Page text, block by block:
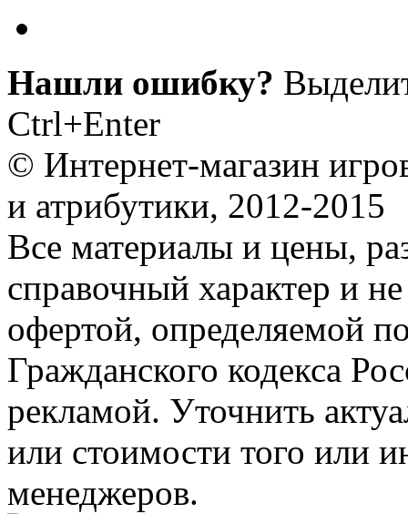
Нашли ошибку?
Ctrl+Enter
© Интернет-магазин
и атрибутики, 2012-2015
Все материалы и цены,
справочный характер и
офертой, определяемой
Гражданского кодекса
рекламой. Уточнить
или стоимости того или
менеджеров.